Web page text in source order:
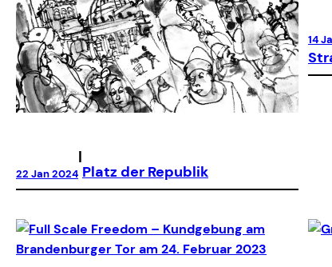
22 Jan 2024
|
Platz der Republik
14